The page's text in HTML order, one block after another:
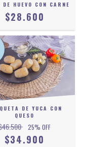
HUEVO CON CARNE
$28.600
DE YUCA CON
QUESO
25% OFF
$34.900